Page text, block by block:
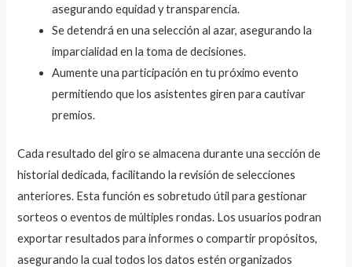
asegurando equidad y transparencia.
Se detendrá en una selección al azar, asegurando la
imparcialidad en la toma de decisiones.
Aumente una participación en tu próximo evento
permitiendo que los asistentes giren para cautivar
premios.
Cada resultado del giro se almacena durante una sección de
historial dedicada, facilitando la revisión de selecciones
anteriores. Esta función es sobretudo útil para gestionar
sorteos o eventos de múltiples rondas. Los usuarios podran
exportar resultados para informes o compartir propósitos,
asegurando la cual todos los datos estén organizados